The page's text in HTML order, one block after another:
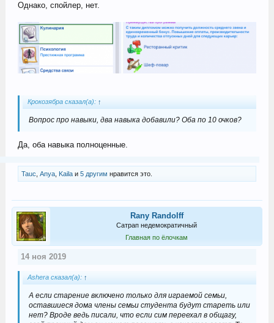
Однако, спойлер, нет.
Крокозябра сказал(а): ↑
Вопрос про навыки, два навыка добавили? Оба по 10 очков?
Да, оба навыка полноценные.
Tauc Anya, Kailaи 5 другим нравится это.
Rany Randolff
Сатрап недемократичный
Главная по ёлочкам
14 ноя 2019
Ashera сказал(а): ↑
А если старение включено только для играемой семьи,
оставшиеся дома члены семьи студента будут стареть или
нет? Вроде ведь писали, что если сим переехал в общагу,